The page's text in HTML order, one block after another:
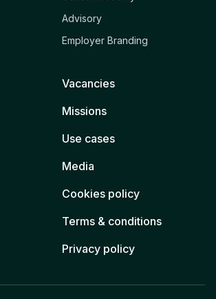
Advisory
Employer Branding
Vacancies
Missions
Use cases
Media
Cookies policy
Terms & conditions
Privacy policy